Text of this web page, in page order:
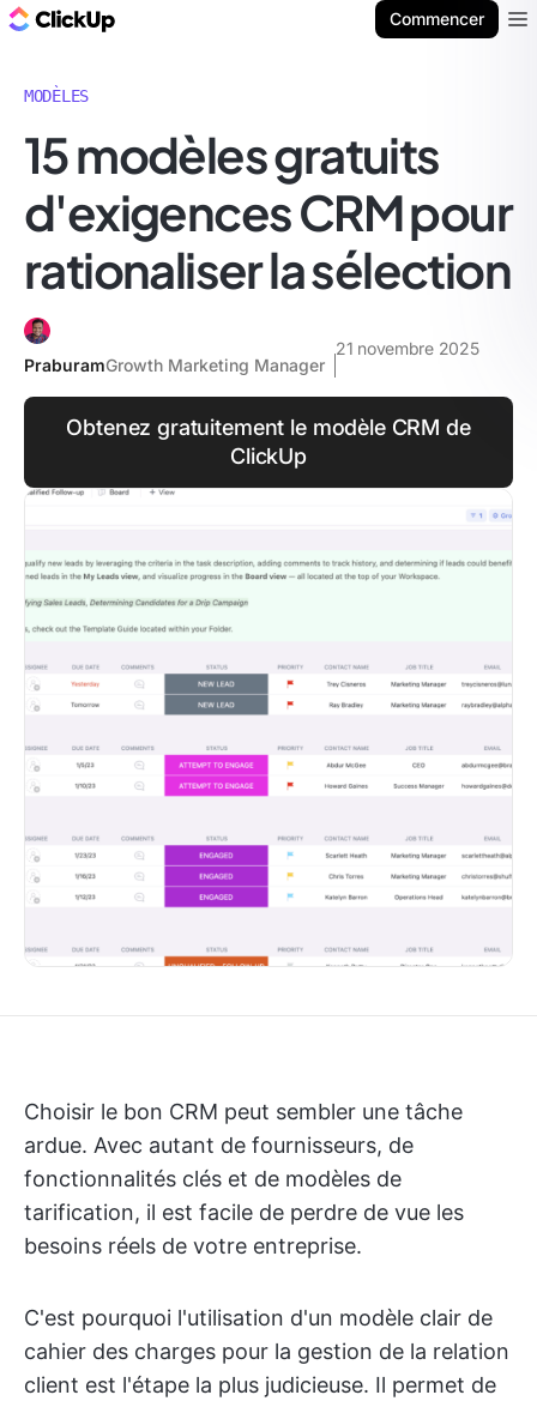
Commencer
MODÈLES
15 modèles gratuits
d'exigences CRM pour
rationaliser la sélection
PraburamGrowth Marketing Manager
21 novembre 2025
Obtenez gratuitement le modèle CRM de
ClickUp
Choisir le bon CRM peut sembler une tâche
ardue. Avec autant de fournisseurs, de
fonctionnalités clés et de modèles de
tarification, il est facile de perdre de vue les
besoins réels de votre entreprise.
C'est pourquoi l'utilisation d'un modèle clair de
cahier des charges pour la gestion de la relation
client est l'étape la plus judicieuse. Il permet de